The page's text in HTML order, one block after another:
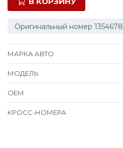
Оригинальный номер 1354678
МАРКА АВТО
МОДЕЛЬ
ОЕМ
КРОСС-НОМЕРА